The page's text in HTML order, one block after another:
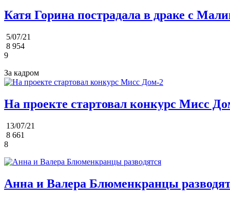
Катя Горина пострадала в драке с
5/07/21
8 954
9
За кадром
На проекте стартовал конкурс Мисс
13/07/21
8 661
8
Анна и Валера Блюменкранцы